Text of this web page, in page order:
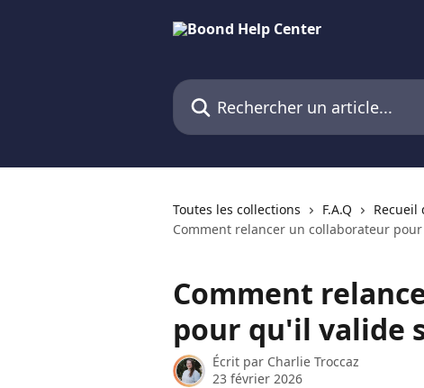
Rechercher un article...
Toutes les collections F.A.Q
Recueil
Comment relancer un collaborateur
Comment
pour qu'il valide
Écrit par Charlie Troccaz
23 février 2026